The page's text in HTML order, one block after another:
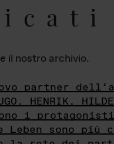
il nostro archivio.
partner
HENRIK, HILDE
sono i
Leben sono